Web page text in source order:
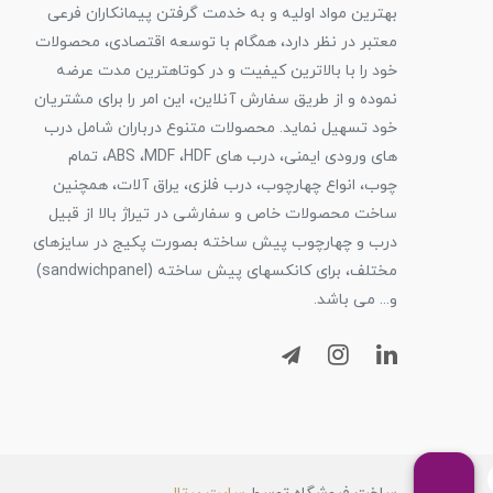
بهترین مواد اولیه و به خدمت گرفتن پیمانکاران فرعی
معتبر در نظر دارد، همگام با توسعه اقتصادی، محصولات
خود را با بالاترین کیفیت و در کوتاهترین مدت عرضه
نموده و از طریق سفارش آنلاین، این امر را برای مشتریان
خود تسهیل نماید. محصولات متنوع درباران شامل درب
های ورودی ایمنی، درب های ABS ،MDF ،HDF، تمام
چوب، انواع چهارچوب، درب فلزی، یراق آلات، همچنین
ساخت محصولات خاص و سفارشی در تیراژ بالا از قبیل
درب و چهارچوب پیش ساخته بصورت پکیج در سایزهای
مختلف، برای کانکسهای پیش ساخته (sandwichpanel)
و... می باشد.